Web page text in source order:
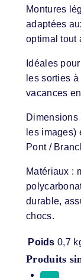
Montures
adaptées
optimal tout
Idéales
les sorties
vacances
Dimensions
les images)
Pont /
Matériaux :
durable,
chocs.
Poids 0,7
Produits